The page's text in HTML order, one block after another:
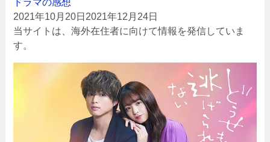
ドラマの感想
2021年10月20日2021年12月24日
当サイトは、海外在住者に向けて情報を発信していま
す。